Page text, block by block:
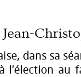
dans sa
l’élection au